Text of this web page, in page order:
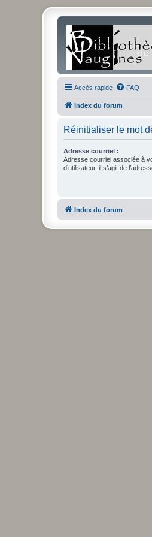
Accès rapide FAQ
Index du forum
Réinitialiser le mot
Adresse courriel :
Adresse courriel associée à
d’utilisateur, il s’agit de
Index du forum